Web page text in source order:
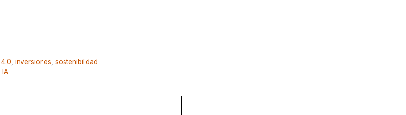
, inversiones, sostenibilidad
IA